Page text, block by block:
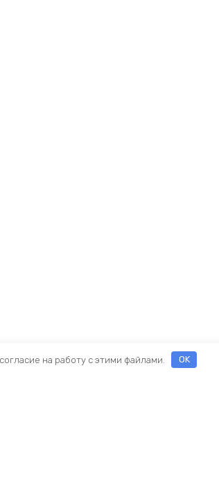
на работу с этими файлами. OK